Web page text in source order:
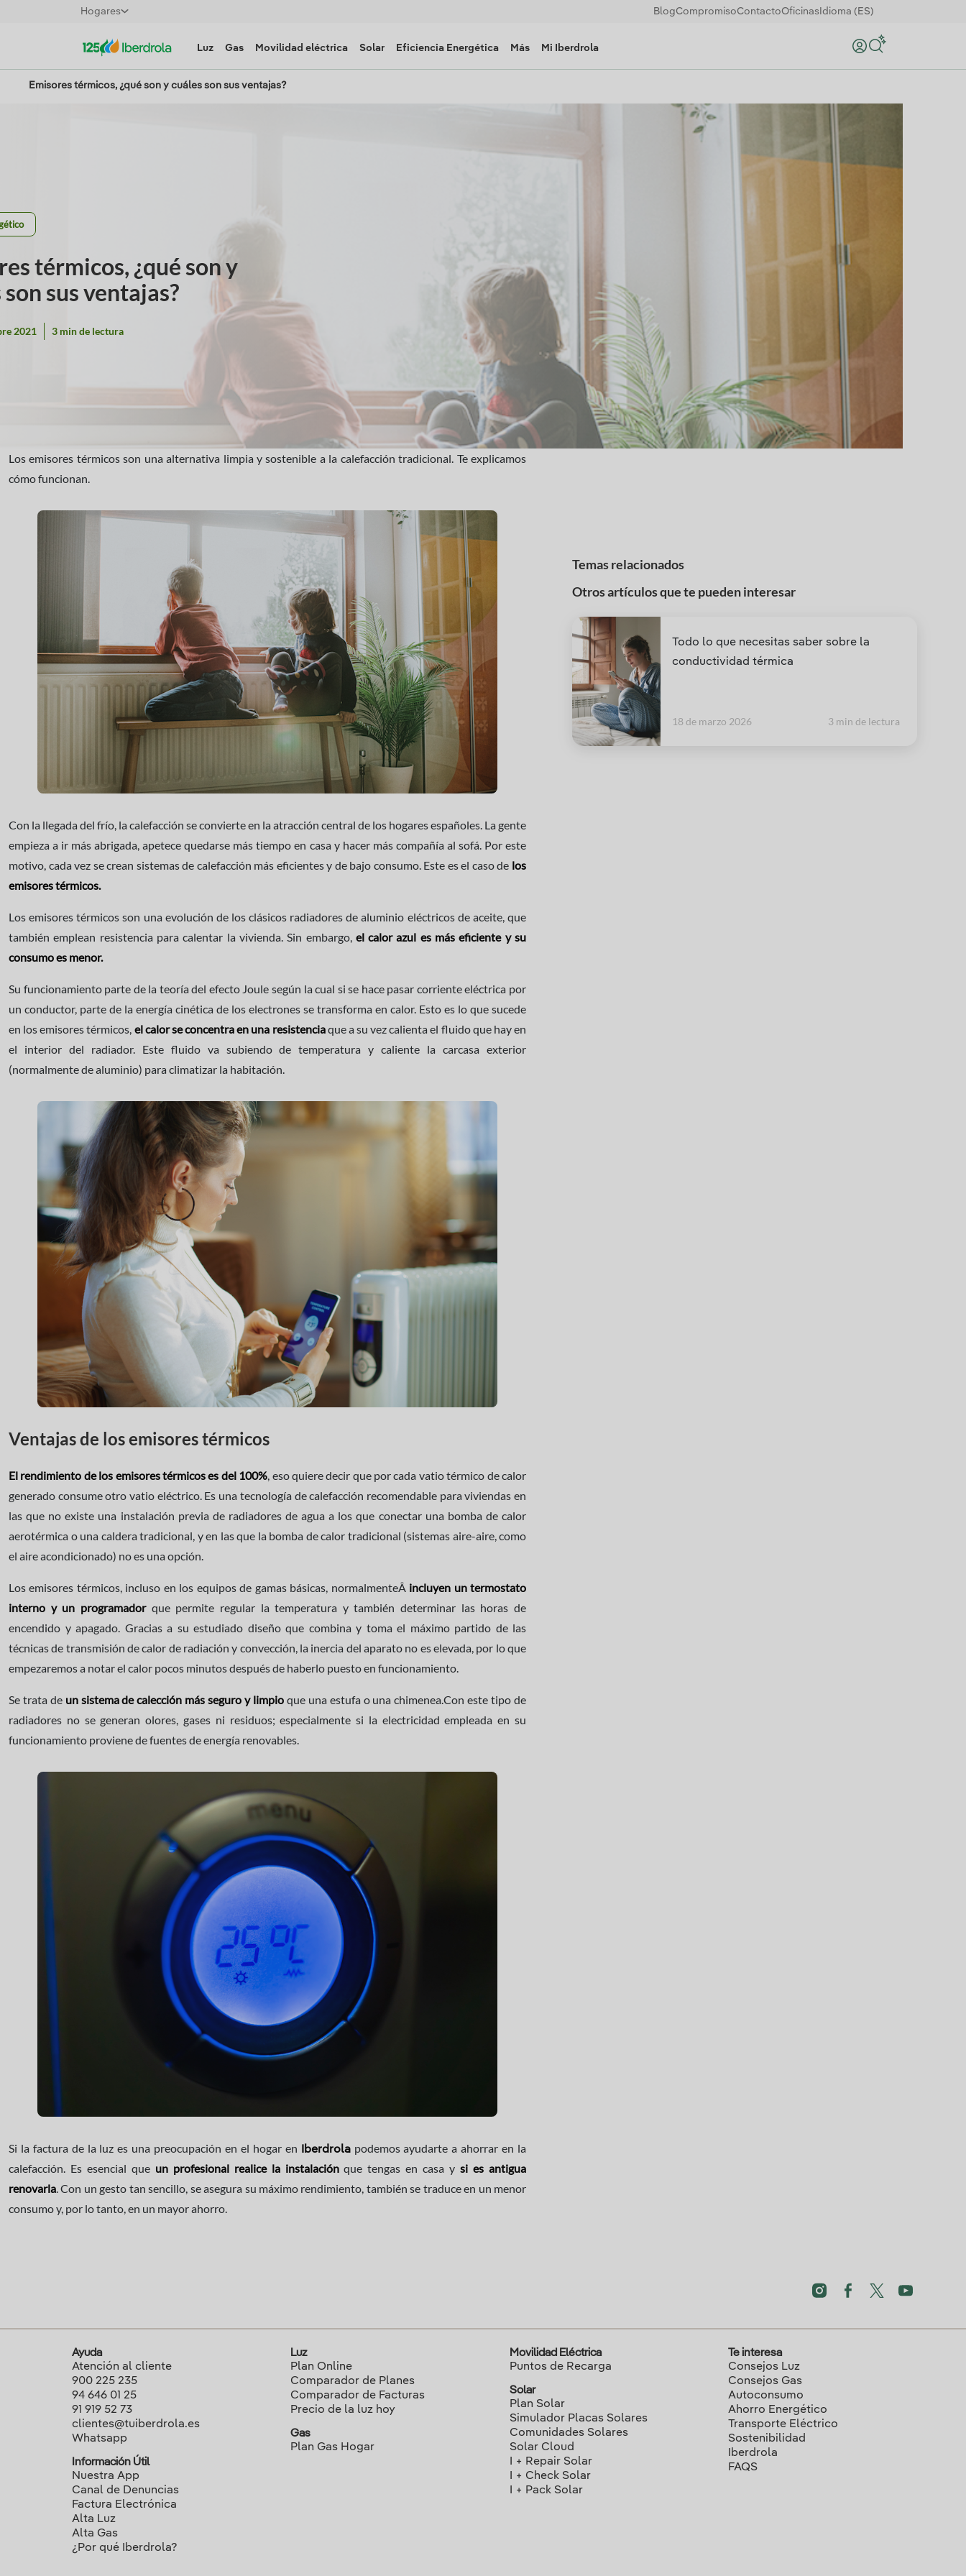
Hogares BlogCompromisoContactoOficinas Idioma (ES)
Luz Gas Movilidad eléctrica Solar Eficiencia Energética Más Mi Iberdrola Buscar
Emisores térmicos, ¿qué son y cuáles son sus ventajas?
térmicos, ¿qué son y
sus ventajas?
2021 3 min de lectura
Los emisores térmicos son una alternativa limpia y sostenible a la calefacción tradicional. Te explicamos
cómo funcionan.
Con la llegada del frío, la calefacción se convierte en la atracción central de los hogares españoles. La gente
empieza a ir más abrigada, apetece quedarse más tiempo en casa y hacer más compañía al sofá. Por este
motivo, cada vez se crean sistemas de calefacción más eficientes y de bajo consumo. Este es el caso de los
emisores térmicos.
Los emisores térmicos son una evolución de los clásicos radiadores de aluminio eléctricos de aceite, que
también emplean resistencia para calentar la vivienda. Sin embargo, el calor azul es más eficiente y su
consumo es menor.
Su funcionamiento parte de la teoría del efecto Joule según la cual si se hace pasar corriente eléctrica por
un conductor, parte de la energía cinética de los electrones se transforma en calor. Esto es lo que sucede
en los emisores térmicos, el calor se concentra en una resistenciaque a su vez calienta el fluido que hay en
el interior del radiador. Este fluido va subiendo de temperatura y caliente la carcasa exterior
(normalmente de aluminio) para climatizar la habitación.
Ventajas de los emisores térmicos
El rendimiento de los emisores térmicos es del 100%, eso quiere decir que por cada vatio térmico de calor
generado consume otro vatio eléctrico. Es una tecnología de calefacción recomendable para viviendas en
las que no existe una instalación previa de radiadores de agua a los que conectar una bomba de calor
aerotérmica o una caldera tradicional, y en las que la bomba de calor tradicional (sistemas aire-aire, como
el aire acondicionado) no es una opción.
Los emisores térmicos, incluso en los equipos de gamas básicas, normalmenteÂ incluyen un termostato
interno y un programadorque permite regular la temperatura y también determinar las horas de
encendido y apagado. Gracias a su estudiado diseño que combina y toma el máximo partido de las
técnicas de transmisión de calor de radiación y convección, la inercia del aparato no es elevada, por lo que
empezaremos a notar el calor pocos minutos después de haberlo puesto en funcionamiento.
Se trata de un sistema de calección más seguro y limpioque una estufa o una chimenea.Con este tipo de
radiadores no se generan olores, gases ni residuos; especialmente si la electricidad empleada en su
funcionamiento proviene de fuentes de energía renovables.
Si la factura de la luz es una preocupación en el hogar en Iberdrolapodemos ayudarte a ahorrar en la
calefacción. Es esencial que un profesional realice la instalaciónque tengas en casa ysi es antigua
renovarla. Con un gesto tan sencillo, se asegura su máximo rendimiento, también se traduce en un menor
consumo y, por lo tanto, en un mayor ahorro.
Temas relacionados
Otros artículos que te pueden interesar
Todo lo que necesitas saber sobre la
conductividad térmica
18 de marzo 2026 3 min de lectura
Ayuda
Atención al cliente
900 225 235
94 646 01 25
91 919 52 73
clientes@tuiberdrola.es
Whatsapp
Información Útil
Nuestra App
Canal de Denuncias
Factura Electrónica
Alta Luz
Alta Gas
¿Por qué Iberdrola?
Luz
Plan Online
Comparador de Planes
Comparador de Facturas
Precio de la luz hoy
Gas
Plan Gas Hogar
Movilidad Eléctrica
Puntos de Recarga
Solar
Plan Solar
Simulador Placas Solares
Comunidades Solares
Solar Cloud
I + Repair Solar
I + Check Solar
I + Pack Solar
Te interesa
Consejos Luz
Consejos Gas
Autoconsumo
Ahorro Energético
Transporte Eléctrico
Sostenibilidad
Iberdrola
FAQS